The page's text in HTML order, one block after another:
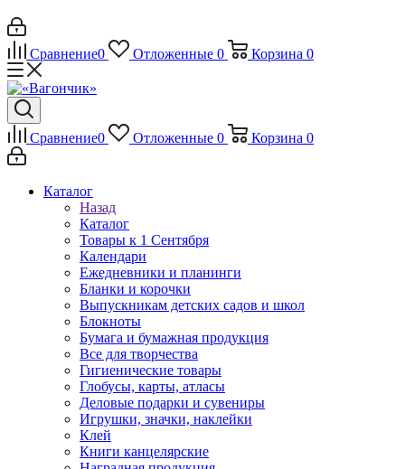
Сравнение0 Отложенные 0 Корзина 0
Сравнение0 Отложенные 0 Корзина 0
Каталог
Назад
Каталог
Товары к 1 Сентября
Календари
Ежедневники и планинги
Бланки и корочки
Выпускникам детских садов и школ
Блокноты
Бумага и бумажная продукция
Все для творчества
Гигиенические товары
Глобусы, карты, атласы
Деловые подарки и сувениры
Игрушки, значки, наклейки
Клей
Книги канцелярские